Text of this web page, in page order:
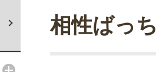
相性ばっ